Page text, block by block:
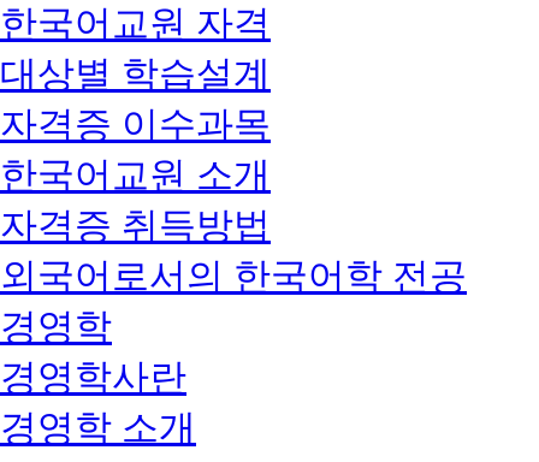
한국어교원 자격
대상별 학습설계
자격증 이수과목
한국어교원 소개
자격증 취득방법
외국어로서의 한국어학 전공
경영학
경영학사란
경영학 소개